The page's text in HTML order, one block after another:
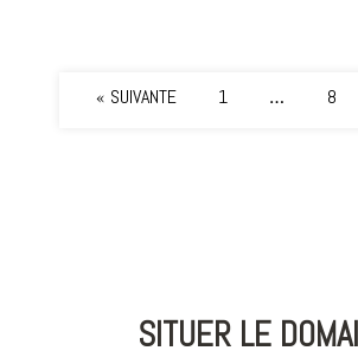
« SUIVANTE 1 … 8
SITUER LE